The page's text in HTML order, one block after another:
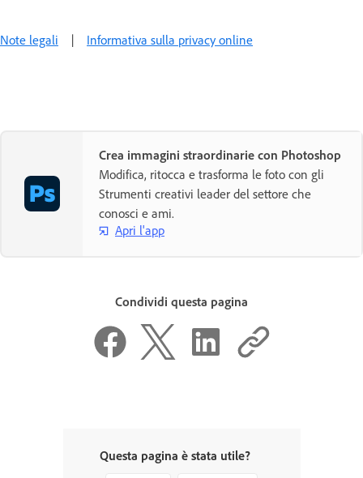
Note legali | Informativa sulla privacy online
Crea immagini straordinarie con Photoshop
Modifica, ritocca e trasforma le foto con gli
Strumenti creativi leader del settore che
conosci e ami.
Apri l'app
Condividi questa pagina
Questa pagina è stata utile?